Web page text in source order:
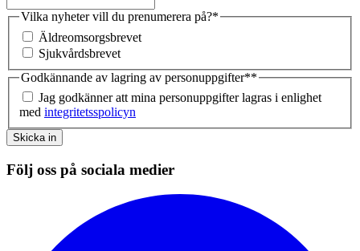
Vilka nyheter vill du prenumerera på?*
Äldreomsorgsbrevet
Sjukvårdsbrevet
Godkännande av lagring av personuppgifter**
Jag godkänner att mina personuppgifter lagras i enlighet
med integritetsspolicyn
Skicka in
Följ oss på sociala medier